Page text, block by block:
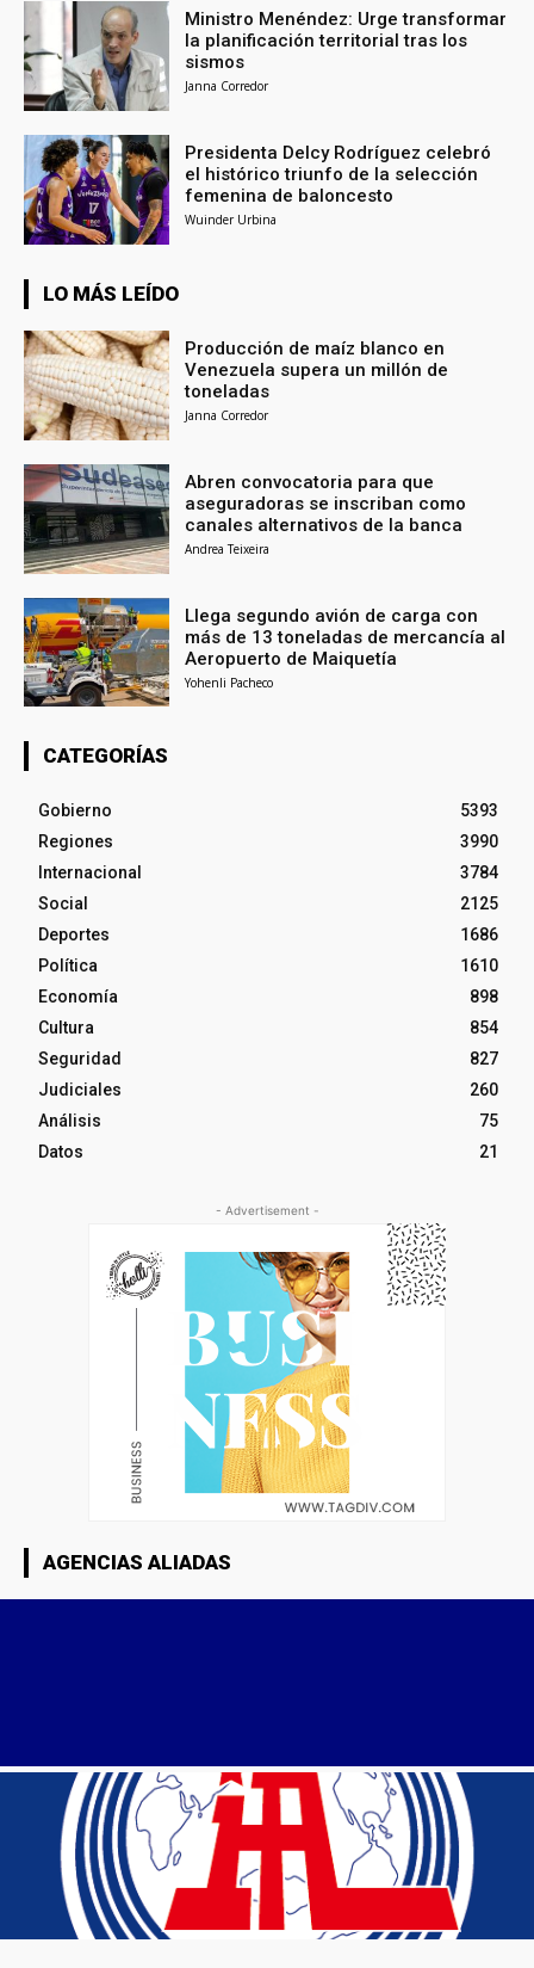
Ministro Menéndez: Urge transformar
la planificación territorial tras los
sismos
Janna Corredor
Presidenta Delcy Rodríguez celebró
el histórico triunfo de la selección
femenina de baloncesto
Wuinder Urbina
LO MÁS LEÍDO
Producción de maíz blanco en
Venezuela supera un millón de
toneladas
Janna Corredor
Abren convocatoria para que
aseguradoras se inscriban como
canales alternativos de la banca
Andrea Teixeira
Llega segundo avión de carga con
más de 13 toneladas de mercancía al
Aeropuerto de Maiquetía
Yohenli Pacheco
CATEGORÍAS
Gobierno
5393
Regiones
3990
Internacional
3784
Social
2125
Deportes
1686
Política
1610
Economía
898
Cultura
854
Seguridad
827
Judiciales
260
Análisis
75
Datos
21
- Advertisement -
AGENCIAS ALIADAS